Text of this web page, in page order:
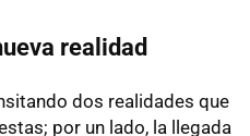
realidad
dos realidades que
por un lado, la llegada